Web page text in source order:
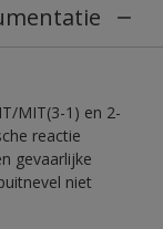
MIT(3-1) en 2-
reactie
gevaarlijke
niet